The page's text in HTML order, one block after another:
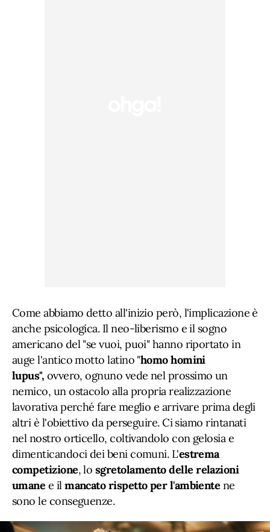
Come abbiamo detto all'inizio però, l'implicazione è
anche psicologica. Il neo-liberismo e il sogno
americano del "se vuoi, puoi" hanno riportato in
auge l'antico motto latino "homo homini
lupus", ovvero, ognuno vede nel prossimo un
nemico, un ostacolo alla propria realizzazione
lavorativa perché fare meglio e arrivare prima degli
altri è l'obiettivo da perseguire. Ci siamo rintanati
nel nostro orticello, coltivandolo con gelosia e
dimenticandoci dei beni comuni. L'estrema
competizione, lo sgretolamento delle relazioni
umane e ilmancato rispetto per l'ambiente ne
sono le conseguenze.